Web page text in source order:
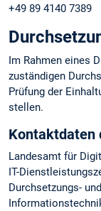
+49 89 4140 7389
Im Rahmen eines
zuständigen
Prüfung der
stellen.
Kontaktdaten
Landesamt für
IT-
Durchsetzungs-